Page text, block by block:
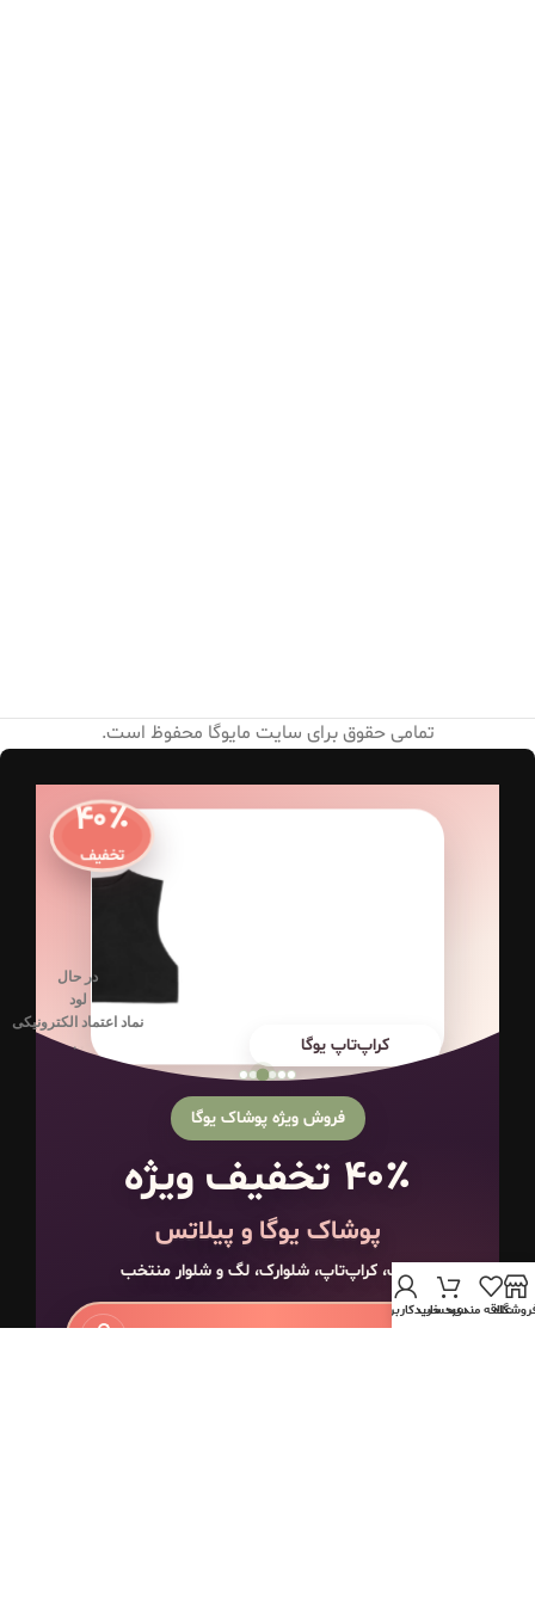
تمامی حقوق برای سایت مایوگا محفوظ است.
۴۰٪
تخفیف
کراپ‌تاپ یوگا
فروش ویژه پوشاک یوگا
۴۰٪ تخفیف ویژه
پوشاک یوگا و پیلاتس
نیم‌تنه، تاپ، کراپ‌تاپ، شلوارک، لگ و شلوار منتخب
مشاهده محصولات تخفیف‌دار
علاقه مندیسبد خرید
حساب کاربری من
در حال
لود
نماد اعتماد الکترونیکی
.
.
.